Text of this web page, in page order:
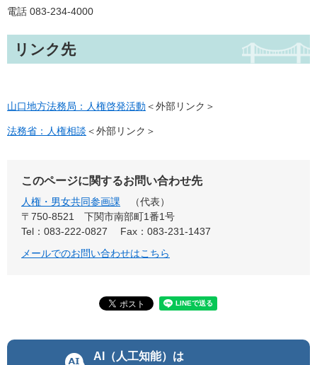
電話 083-234-4000
リンク先
山口地方法務局：人権啓発活動 ＜外部リンク＞
法務省：人権相談 ＜外部リンク＞
このページに関するお問い合わせ先
人権・男女共同参画課
代表
〒750-8521
下関市南部町1番1号
Tel：083-222-0827
Fax：083-231-1437
メールでのお問い合わせはこちら
AI（人工知能）は